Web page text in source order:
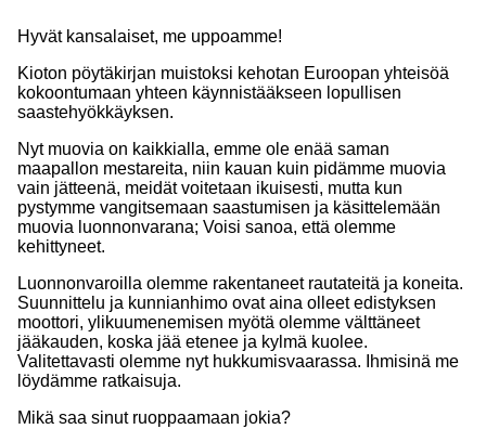
Hyvät kansalaiset, me uppoamme!
Kioton pöytäkirjan muistoksi kehotan Euroopan yhteisöä
kokoontumaan yhteen käynnistääkseen lopullisen
saastehyökkäyksen.
Nyt muovia on kaikkialla, emme ole enää saman
maapallon mestareita, niin kauan kuin pidämme muovia
vain jätteenä, meidät voitetaan ikuisesti, mutta kun
pystymme vangitsemaan saastumisen ja käsittelemään
muovia luonnonvarana; Voisi sanoa, että olemme
kehittyneet.
Luonnonvaroilla olemme rakentaneet rautateitä ja koneita.
Suunnittelu ja kunnianhimo ovat aina olleet edistyksen
moottori, ylikuumenemisen myötä olemme välttäneet
jääkauden, koska jää etenee ja kylmä kuolee.
Valitettavasti olemme nyt hukkumisvaarassa. Ihmisinä me
löydämme ratkaisuja.
Mikä saa sinut ruoppaamaan jokia?